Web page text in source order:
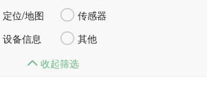
定位/地图  传感器
设备信息  其他
收起筛选